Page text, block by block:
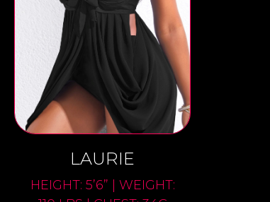
LAURIE
HEIGHT: 5’6” | WEIGHT: